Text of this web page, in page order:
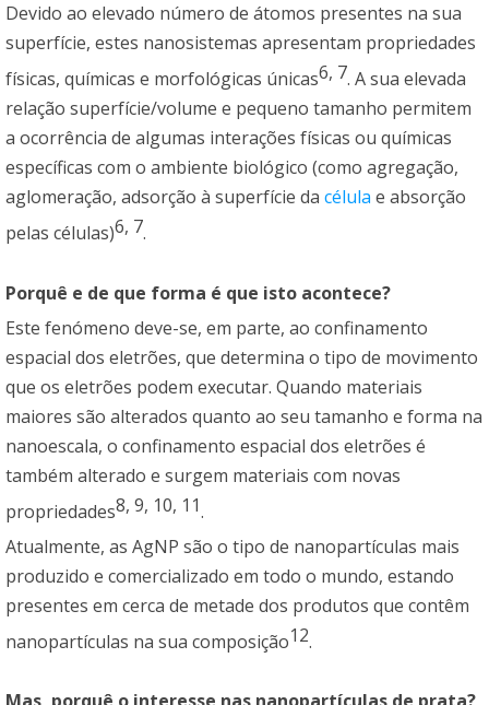
Devido ao elevado número de átomos presentes na sua
superfície, estes nanosistemas apresentam propriedades
físicas, químicas e morfológicas únicas6, 7. A sua elevada
relação superfície/volume e pequeno tamanho permitem
a ocorrência de algumas interações físicas ou químicas
específicas com o ambiente biológico (como agregação,
aglomeração, adsorção à superfície da célula e absorção
pelas células)6, 7.
Porquê e de que forma é que isto acontece?
Este fenómeno deve-se, em parte, ao confinamento
espacial dos eletrões, que determina o tipo de movimento
que os eletrões podem executar. Quando materiais
maiores são alterados quanto ao seu tamanho e forma na
nanoescala, o confinamento espacial dos eletrões é
também alterado e surgem materiais com novas
propriedades8, 9, 10, 11.
Atualmente, as AgNP são o tipo de nanopartículas mais
produzido e comercializado em todo o mundo, estando
presentes em cerca de metade dos produtos que contêm
nanopartículas na sua composição12.